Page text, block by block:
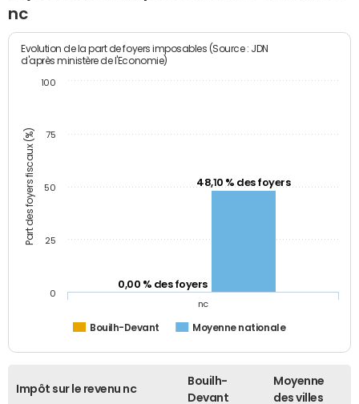
nc
Part des foyers fiscaux (%)
Evolution de la part de foyers imposables (Source : JDN
d'après ministère de l'Economie)
0,00 % des foyers
48,10 % des foyers
Bouilh-Devant Moyenne nationale
nc
0
25
50
75
100
Impôt sur le revenu nc
Bouilh-
Devant
Moyenne
des villes